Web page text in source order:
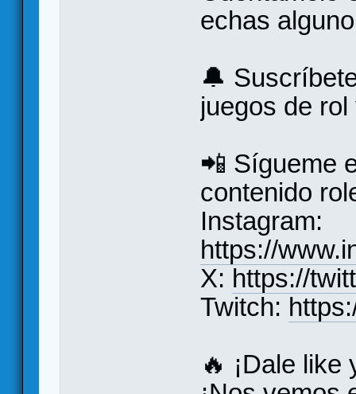
echas
🔔
juegos de
📲 Sígueme
contenido
Instagram:
https://
X: https://
Twitch:
🔥 ¡Dale